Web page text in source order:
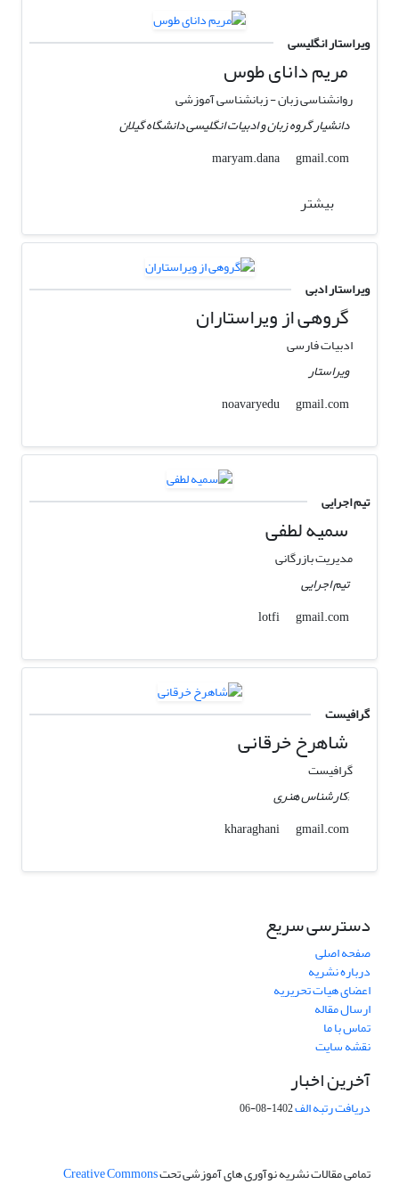
ویراستار انگلیسی
مریم دانای طوس
روانشناسی زبان - زبانشناسی آموزشی
دانشیار گروه زبان و ادبیات انگلیسی دانشگاه گیلان
maryam.dana
gmail.com
بیشتر
ویراستار ادبی
گروهی از ویراستاران
ادبیات فارسی
ویراستار
noavaryedu
gmail.com
تیم اجرایی
سمیه لطفی
مدیریت بازرگانی
تیم اجرایی
lotfi
gmail.com
گرافیست
شاهرخ خرقانی
گرافیست
;کارشناس هنری
kharaghani
gmail.com
دسترسی سریع
صفحه اصلی
درباره نشریه
اعضای هیات تحریریه
ارسال مقاله
تماس با ما
نقشه سایت
آخرین اخبار
دریافت رتبه الف1402-08-06
تمامی مقالات نشریه نوآوری های آموزشی تحتCreative Commons